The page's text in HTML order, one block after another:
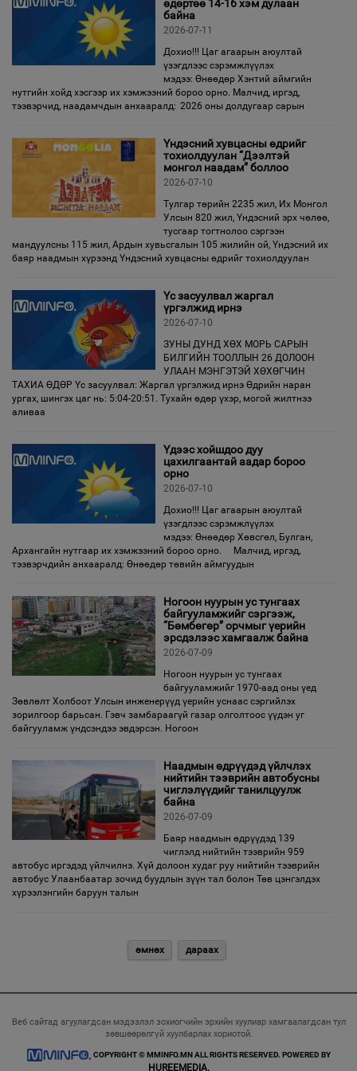
өдөртөө 14-16 хэм дулаан
байна
2026-07-11
Дохио!!! Цаг агаарын аюултай
үзэгдлээс сэрэмжлүүлэх
мэдээ: Өнөөдөр Хэнтий аймгийн
нутгийн хойд хэсгээр их хэмжээний бороо орно. Малчид, иргэд,
тээвэрчид, наадамчдын анхааралд: 2026 оны долдугаар сарын
Үндэсний хувцасны өдрийг
тохиолдуулан “Дээлтэй
монгол наадам” боллоо
2026-07-10
Тулгар төрийн 2235 жил, Их Монгол
Улсын 820 жил, Үндэсний эрх чөлөө,
тусгаар тогтнолоо сэргээн
мандуулсны 115 жил, Ардын хувьсгалын 105 жилийн ой, Үндэсний их
баяр наадмын хүрээнд Үндэсний хувцасны өдрийг тохиолдуулан
Үс засуулвал жаргал
үргэлжид ирнэ
2026-07-10
ЗУНЫ ДУНД ХӨХ МОРЬ САРЫН
БИЛГИЙН ТООЛЛЫН 26 ДОЛООН
УЛААН МЭНГЭТЭЙ ХӨХӨГЧИН
ТАХИА ӨДӨР Үс засуулвал: Жаргал үргэлжид ирнэ Өдрийн наран
ургах, шингэх цаг нь: 5:04-20:51. Тухайн өдөр үхэр, могой жилтнээ
аливаа
Үдээс хойшдоо дуу
цахилгаантай аадар бороо
орно
2026-07-10
Дохио!!! Цаг агаарын аюултай
үзэгдлээс сэрэмжлүүлэх
мэдээ: Өнөөдөр Хөвсгөл, Булган,
Архангайн нутгаар их хэмжээний бороо орно. Малчид, иргэд,
тээвэрчдийн анхааралд: Өнөөдөр төвийн аймгуудын
Ногоон нуурын ус тунгаах
байгууламжийг сэргээж,
“Бөмбөгөр” орчмыг үерийн
эрсдэлээс хамгаалж байна
2026-07-09
Ногоон нуурын ус тунгаах
байгууламжийг 1970-аад оны үед
Зөвлөлт Холбоот Улсын инженерүүд үерийн уснаас сэргийлэх
зорилгоор барьсан. Гэвч замбараагүй газар олголтоос үүдэн уг
байгууламж үндсэндээ эвдэрсэн. Ногоон
Наадмын өдрүүдэд үйлчлэх
нийтийн тээврийн автобусны
чиглэлүүдийг танилцуулж
байна
2026-07-09
Баяр наадмын өдрүүдэд 139
чиглэлд нийтийн тээврийн 959
автобус иргэдэд үйлчилнэ. Хүй долоон худаг руу нийтийн тээврийн
автобус Улаанбаатар зочид буудлын зүүн тал болон Төв цэнгэлдэх
хүрээлэнгийн баруун талын
өмнөх дараах
Веб сайтад агуулагдсан мэдээлэл зохиогчийн эрхийн хуулиар хамгаалагдсан тул
зөвшөөрөлгүй хуулбарлах хориотой.
COPYRIGHT © MMINFO.MN ALL RIGHTS RESERVED. POWERED BY
HUREEMEDIA.